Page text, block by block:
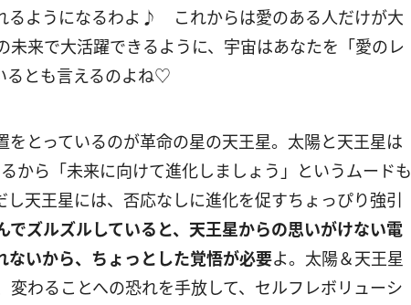
るようになるわよ♪ これからは愛のある人だけが大
未来で大活躍できるように、宇宙はあなたを「愛のレ
るとも言えるのよね♡
をとっているのが革命の星の天王星。太陽と天王星は
から「未来に向けて進化しましょう」というムードも
し天王星には、否応なしに進化を促すちょっぴり強引
でズルズルしていると、天王星からの思いがけない電
ないから、ちょっとした覚悟が必要よ。太陽＆天王星
変わることへの恐れを手放して、セルフレボリューシ